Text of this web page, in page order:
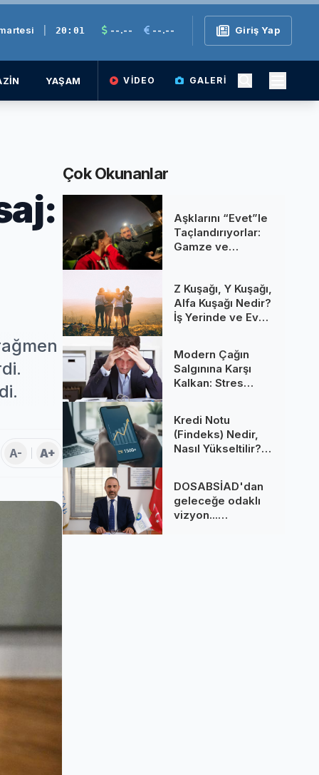
20:01 --.-- --.-- Giriş Yap
YAŞAM VIDEO GALERI
A- A+
Çok Okunanlar
Aşklarını “Evet”le
Taçlandırıyorlar:
Gamze ve
Gündemde!
Z Kuşağı, Y Kuşağı,
Alfa Kuşağı Nedir?
İş Yerinde ve Evde
Modern Çağın
Salgınına Karşı
Kalkan: Stres
Zihinsel Esenliğin
Anahtarı
Kredi Notu
(Findeks) Nedir,
Nasıl Yükseltilir?
Sakladığı
Puanlama Sistemi
DOSABSİAD'dan
geleceğe odaklı
vizyon...